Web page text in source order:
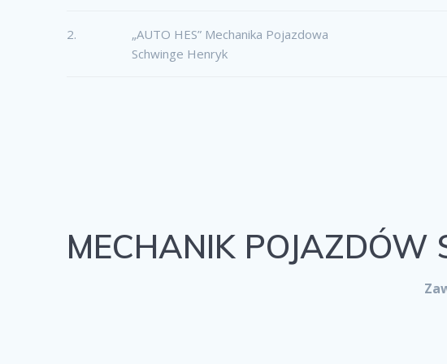
2.
„AUTO HES” Mechanika Pojazdowa
Schwinge Henryk
MECHANIK POJAZDÓW